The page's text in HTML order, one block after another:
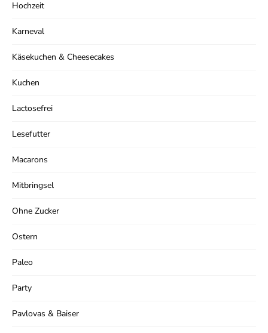
Hochzeit
Karneval
Käsekuchen & Cheesecakes
Kuchen
Lactosefrei
Lesefutter
Macarons
Mitbringsel
Ohne Zucker
Ostern
Paleo
Party
Pavlovas & Baiser